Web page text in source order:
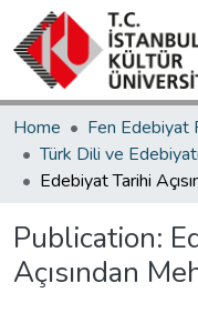
Home
Publication:
Açısından